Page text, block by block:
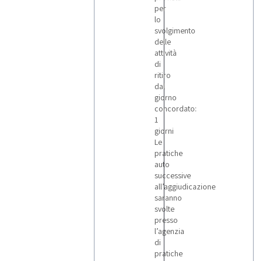
per
lo
svolgimento
delle
attività
di
ritiro
dal
giorno
concordato:
1
giorni
Le
pratiche
auto
successive
all’aggiudicazione
saranno
svolte
presso
l’agenzia
di
pratiche